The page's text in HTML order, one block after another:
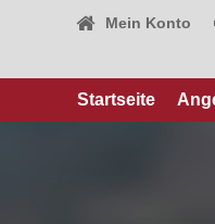
Mein Konto
Startseite